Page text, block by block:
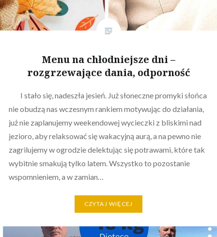
Menu na chłodniejsze dni –
rozgrzewające dania, odporność
I stało się, nadeszła jesień. Już słoneczne promyki słońca
nie obudzą nas wczesnym rankiem motywując do działania,
już nie zaplanujemy weekendowej wycieczki z bliskimi nad
jezioro, aby relaksować się wakacyjną aurą, a na pewno nie
zagrilujemy w ogrodzie delektując się potrawami, które tak
wybitnie smakują tylko latem. Wszystko to pozostanie
wspomnieniem, a w zamian…
CZYTAJ WIĘCEJ